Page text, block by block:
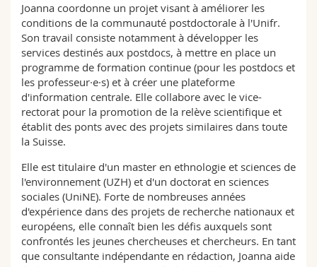
Joanna coordonne un projet visant à améliorer les
conditions de la communauté postdoctorale à l'Unifr.
Son travail consiste notamment à développer les
services destinés aux postdocs, à mettre en place un
programme de formation continue (pour les postdocs et
les professeur·e·s) et à créer une plateforme
d'information centrale. Elle collabore avec le vice-
rectorat pour la promotion de la relève scientifique et
établit des ponts avec des projets similaires dans toute
la Suisse.
Elle est titulaire d'un master en ethnologie et sciences de
l'environnement (UZH) et d'un doctorat en sciences
sociales (UniNE). Forte de nombreuses années
d'expérience dans des projets de recherche nationaux et
européens, elle connaît bien les défis auxquels sont
confrontés les jeunes chercheuses et chercheurs. En tant
que consultante indépendante en rédaction, Joanna aide